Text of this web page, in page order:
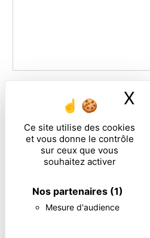
Ce site utilise des cookies
et vous donne le contrôle
sur ceux que vous
souhaitez activer
Nos partenaires (1)
Mesure d'audience
X
En cochant cette case,
particulières ci-dessous **
ENVOYER
** Les données personnelles
vous contacter. Elles sont destinées à
disposez de droits d’accès, de rectification,
limitation, d’opposition, de retrait de votre
droit d’introduire une réclamation auprès
que d’organiser le sort de vos données
droits par voie postale ou par courrier
pourra vous être demandé. Nous